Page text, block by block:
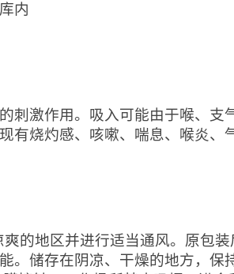
内
刺激作用。吸入可能由于喉、支
有烧灼感、咳嗽、喘息、喉炎、
的地区并进行适当通风。原包
。储存在阴凉、干燥的地方，保